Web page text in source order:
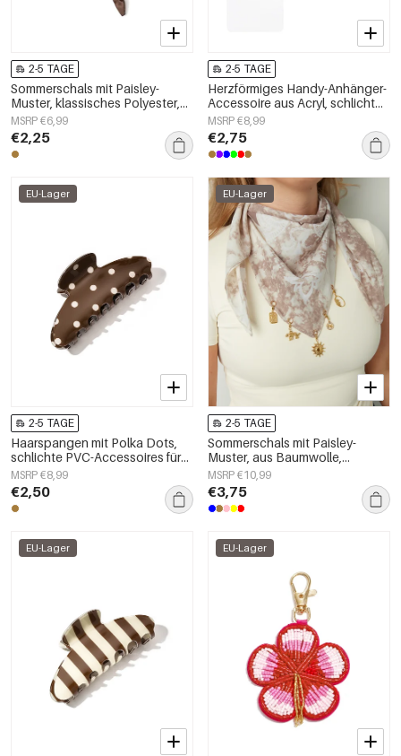
2-5 TAGE
Sommerschals mit Paisley-
Muster, klassisches Polyester,
Alltagsaccessoires
MSRP €6,99
€2,25
2-5 TAGE
Herzförmiges Handy-Anhänger-
Accessoire aus Acryl, schlicht
und alltagstauglich
MSRP €8,99
€2,75
EU-Lager
2-5 TAGE
Haarspangen mit Polka Dots,
schlichte PVC-Accessoires für
den Alltag
MSRP €8,99
€2,50
EU-Lager
2-5 TAGE
Sommerschals mit Paisley-
Muster, aus Baumwolle,
Urlaubs-Accessoires für jeden
Tag
MSRP €10,99
€3,75
EU-Lager EU-Lager